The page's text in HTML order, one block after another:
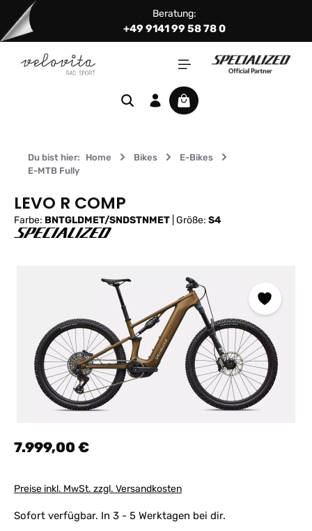
Zum Hauptinhalt springen Beratung:
+49 9141 99 58 78 0
Warenkorb enthält 0
Du bist hier: Home Bikes
E-Bikes
E-MTB Fully
LEVO R COMP
Farbe: BNTGLDMET/SNDSTNMET Größe: S4
Regulärer Preis:
7.999,00 €
Preise inkl. MwSt. zzgl. Versandkosten
Sofort verfügbar. In 3 - 5 Werktagen bei dir.